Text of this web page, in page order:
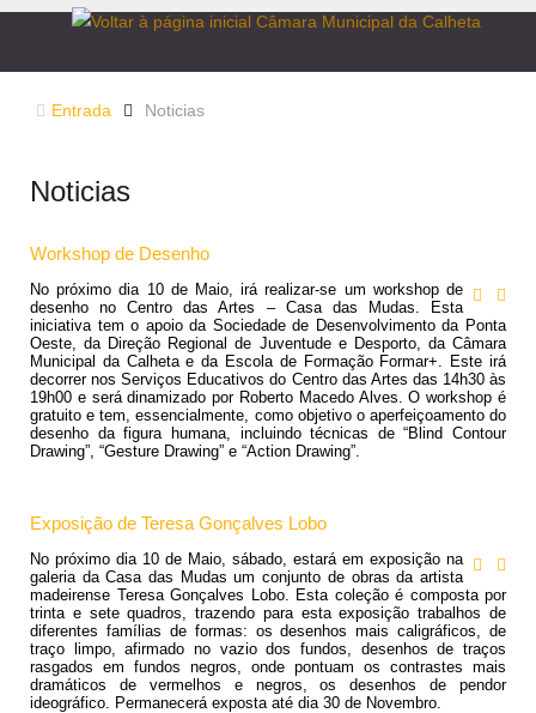
Entrada Noticias
Noticias
Workshop de Desenho
No próximo dia 10 de Maio, irá realizar-se um workshop de
desenho no Centro das Artes – Casa das Mudas. Esta
iniciativa tem o apoio da Sociedade de Desenvolvimento da Ponta
Oeste, da Direção Regional de Juventude e Desporto, da Câmara
Municipal da Calheta e da Escola de Formação Formar+. Este irá
decorrer nos Serviços Educativos do Centro das Artes das 14h30 às
19h00 e será dinamizado por Roberto Macedo Alves. O workshop é
gratuito e tem, essencialmente, como objetivo o aperfeiçoamento do
desenho da figura humana, incluindo técnicas de “Blind Contour
Drawing”, “Gesture Drawing” e “Action Drawing”.
Exposição de Teresa Gonçalves Lobo
No próximo dia 10 de Maio, sábado, estará em exposição na
galeria da Casa das Mudas um conjunto de obras da artista
madeirense Teresa Gonçalves Lobo. Esta coleção é composta por
trinta e sete quadros, trazendo para esta exposição trabalhos de
diferentes famílias de formas: os desenhos mais caligráficos, de
traço limpo, afirmado no vazio dos fundos, desenhos de traços
rasgados em fundos negros, onde pontuam os contrastes mais
dramáticos de vermelhos e negros, os desenhos de pendor
ideográfico. Permanecerá exposta até dia 30 de Novembro.